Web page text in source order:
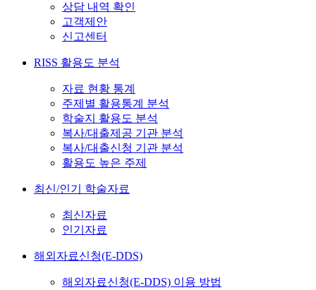
상담 내역 확인
고객제안
신고센터
RISS 활용도 분석
자료 현황 통계
주제별 활용통계 분석
학술지 활용도 분석
복사/대출제공 기관 분석
복사/대출신청 기관 분석
활용도 높은 주제
최신/인기 학술자료
최신자료
인기자료
해외자료신청(E-DDS)
해외자료신청(E-DDS) 이용 방법